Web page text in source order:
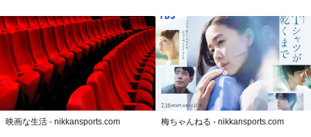
映画な生活 - nikkansports.com 梅ちゃんねる - nikkansports.com